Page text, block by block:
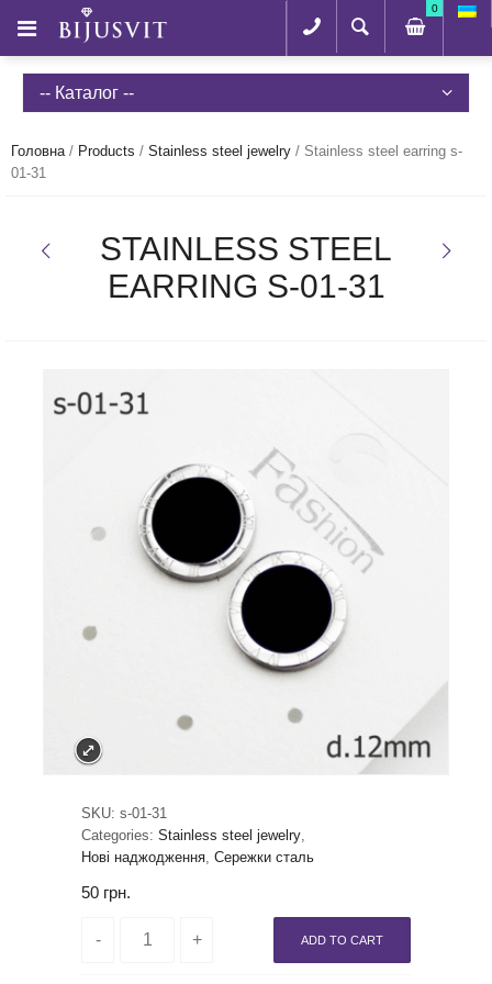
0
-- Каталог --
Головна/ Products / Stainless steel jewelry / Stainless steel earring s-
01-31
STAINLESS STEEL
EARRING S-01-31
SKU: s-01-31
Categories: Stainless steel jewelry,
Нові наджодження, Сережки сталь
50 грн.
ADD TO CART